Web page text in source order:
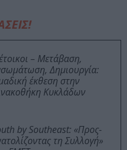
– Μετάβαση,
Δημιουργία:
έκθεση στην
Κυκλάδων
by Southeast: «Προς-
τη Συλλογή»